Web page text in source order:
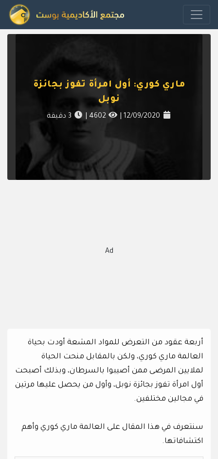
ماري كوري: أول امرأة تفوز بجائزة
نوبل
12/09/2020
3 دقيقة
Ad
أربعة عقود من التعرض للمواد المشعة أودت بحياة
العالمة ماري كوري، ولكن بالمقابل منحت الحياة
لملايين المرضى ممن أصيبوا بالسرطان، وبذلك أصبحت
أول امرأة تفوز بجائزة نوبل، وأول من يحصل عليها مرتين
في مجالين مختلفين.
سنتعرف في هذا المقال على العالمة ماري كوري وأهم
اكتشافاتها.